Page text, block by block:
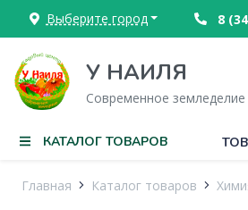
Выберите город 8
У НАИЛЯ
Современное земледелие
КАТАЛОГ ТОВАРОВ
Главная Каталог товаров